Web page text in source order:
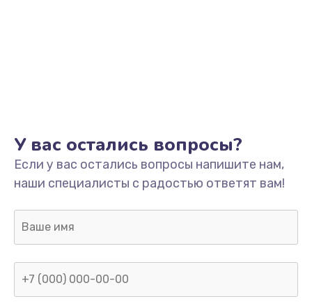
995 руб.
Заказать
Замена шлейфа матрицы
У вас остались вопросы?
Если у вас остались вопросы напишите нам,
наши специалисты с радостью ответят вам!